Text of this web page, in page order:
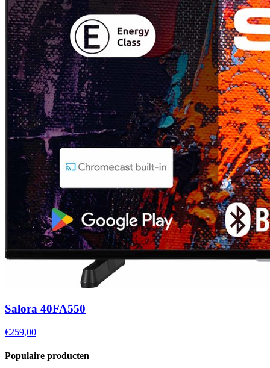
Salora 40FA550
€259,00
Populaire producten